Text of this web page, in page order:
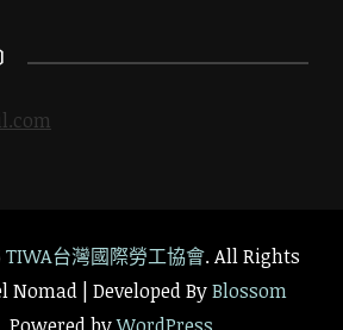
TIWA台灣國際勞工協會. All Rights
Nomad | Developed ByBlossom
. Powered byWordPress